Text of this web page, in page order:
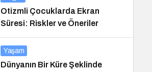
Otizmli Çocuklarda Ekran
Süresi: Riskler ve Öneriler
Yaşam
Dünyanın Bir Küre Şeklinde